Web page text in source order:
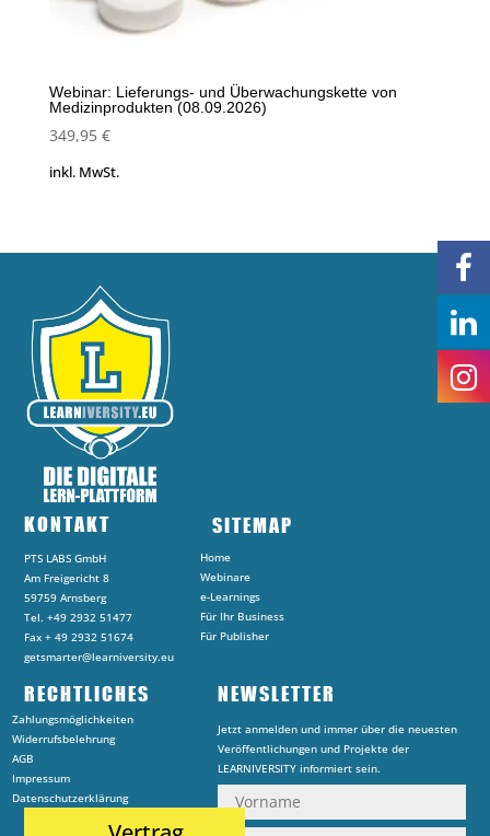
Webinar: Lieferungs- und Überwachungskette von
Medizinprodukten (08.09.2026)
349,95 €
inkl. MwSt.
KONTAKT
PTS LABS GmbH
Am Freigericht 8
59759 Arnsberg
Tel. +49 2932 51477
Fax + 49 2932 51674
getsmarter@learniversity.eu
SITEMAP
Home
Webinare
e-Learnings
Für Ihr Business
Für Publisher
RECHTLICHES
Zahlungsmöglichkeiten
Widerrufsbelehrung
AGB
Impressum
Datenschutzerklärung
NEWSLETTER
Jetzt anmelden und immer über die neuesten
Veröffentlichungen und Projekte der
LEARNIVERSITY informiert sein.